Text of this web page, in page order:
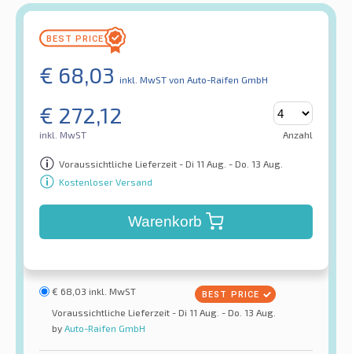
€ 68,03 inkl. MwST von Auto-Raifen GmbH
€ 272,12
inkl. MwST Anzahl
Voraussichtliche Lieferzeit - Di 11 Aug. - Do. 13 Aug.
Kostenloser Versand
Warenkorb
€ 68,03 inkl. MwST
Voraussichtliche Lieferzeit - Di 11 Aug. - Do. 13 Aug.
by Auto-Raifen GmbH